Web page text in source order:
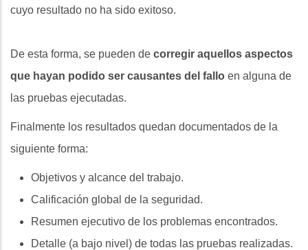
cuyo resultado no ha sido exitoso.
De esta forma, se pueden de corregir aquellos aspectos
que hayan podido ser causantes del fallo en alguna de
las pruebas ejecutadas.
Finalmente los resultados quedan documentados de la
siguiente forma:
Objetivos y alcance del trabajo.
Calificación global de la seguridad.
Resumen ejecutivo de los problemas encontrados.
Detalle (a bajo nivel) de todas las pruebas realizadas.